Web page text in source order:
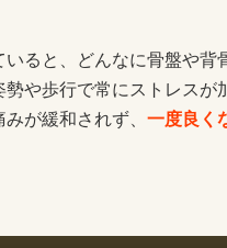
ると、どんなに骨盤や背
や歩行で常にストレスが
が緩和されず、 一度良く